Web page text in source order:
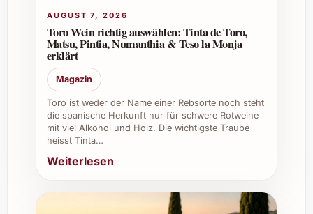
und zugänglichen Stilistik kommt der
Wein bei breit gefächerten Gästen gut
an und ergänzt Speisen hervorragend.
Bestellen Sie jetzt den Dominio del Pidio
Blanco 2024 und entdecken Sie einen Wein,
der mit seiner Frische und Vielseitigkeit jeden
Anlass bereichert. Ob als Geschenk oder für
den Eigengebrauch – dieser Weisswein lädt
dazu ein, genussvolle Momente bewusst zu
AUGUST 7, 2026
Toro Wein richtig auswählen: Tinta de Toro,
Matsu, Pintia, Numanthia & Teso la Monja
erklärt
Magazin
Toro ist weder der Name einer Rebsorte noch steht
die spanische Herkunft nur für schwere Rotweine
mit viel Alkohol und Holz. Die wichtigste Traube
heisst Tinta…
Weiterlesen